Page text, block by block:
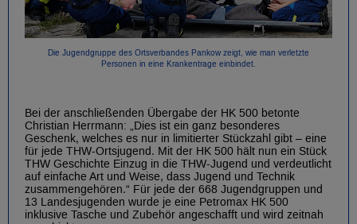
Die Jugendgruppe des Ortsverbandes Pankow zeigt, wie man verletzte
Personen in eine Krankentrage einbindet.
Bei der anschließenden Übergabe der HK 500 betonte
Christian Herrmann: „Dies ist ein ganz besonderes
Geschenk, welches es nur in limitierter Stückzahl gibt – eine
für jede THW-Ortsjugend. Mit der HK 500 hält nun ein Stück
THW Geschichte Einzug in die THW-Jugend und verdeutlicht
auf einfache Art und Weise, dass Jugend und Technik
zusammengehören.“ Für jede der 668 Jugendgruppen und
13 Landesjugenden wurde je eine Petromax HK 500
inklusive Tasche und Zubehör angeschafft und wird zeitnah